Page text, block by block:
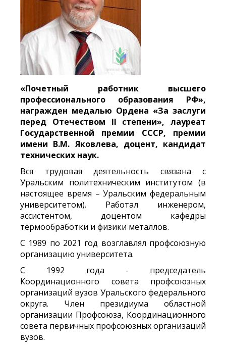
«Почетный работник высшего
профессионального образования РФ»,
награжден медалью Ордена «За заслуги
перед Отечеством II степени», лауреат
Государственной премии СССР, премии
имени В.М. Яковлева, доцент, кандидат
технических наук.
Вся трудовая деятельность связана с
Уральским политехническим институтом (в
настоящее время – Уральским федеральным
университетом). Работал инженером,
ассистентом, доцентом кафедры
термообработки и физики металлов.
С 1989 по 2021 год возглавлял профсоюзную
организацию университета.
С 1992 года - председатель
Координационного совета профсоюзных
организаций вузов Уральского федерального
округа. Член президиума областной
организации Профсоюза, Координационного
совета первичных профсоюзных организаций
вузов.